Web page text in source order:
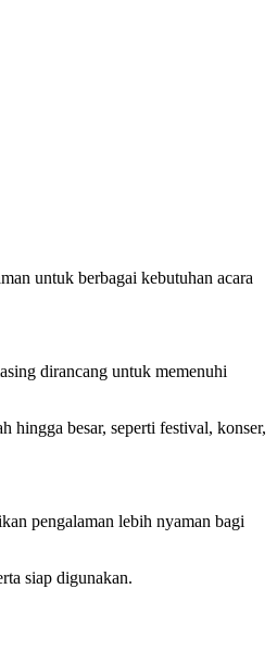
untuk berbagai kebutuhan acara
dirancang untuk memenuhi
hingga besar, seperti festival, konser,
pengalaman lebih nyaman bagi
siap digunakan.